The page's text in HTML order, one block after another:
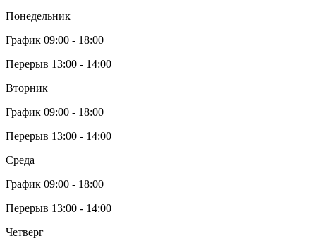
Понедельник
График 09:00 - 18:00
Перерыв 13:00 - 14:00
Вторник
График 09:00 - 18:00
Перерыв 13:00 - 14:00
Среда
График 09:00 - 18:00
Перерыв 13:00 - 14:00
Четверг